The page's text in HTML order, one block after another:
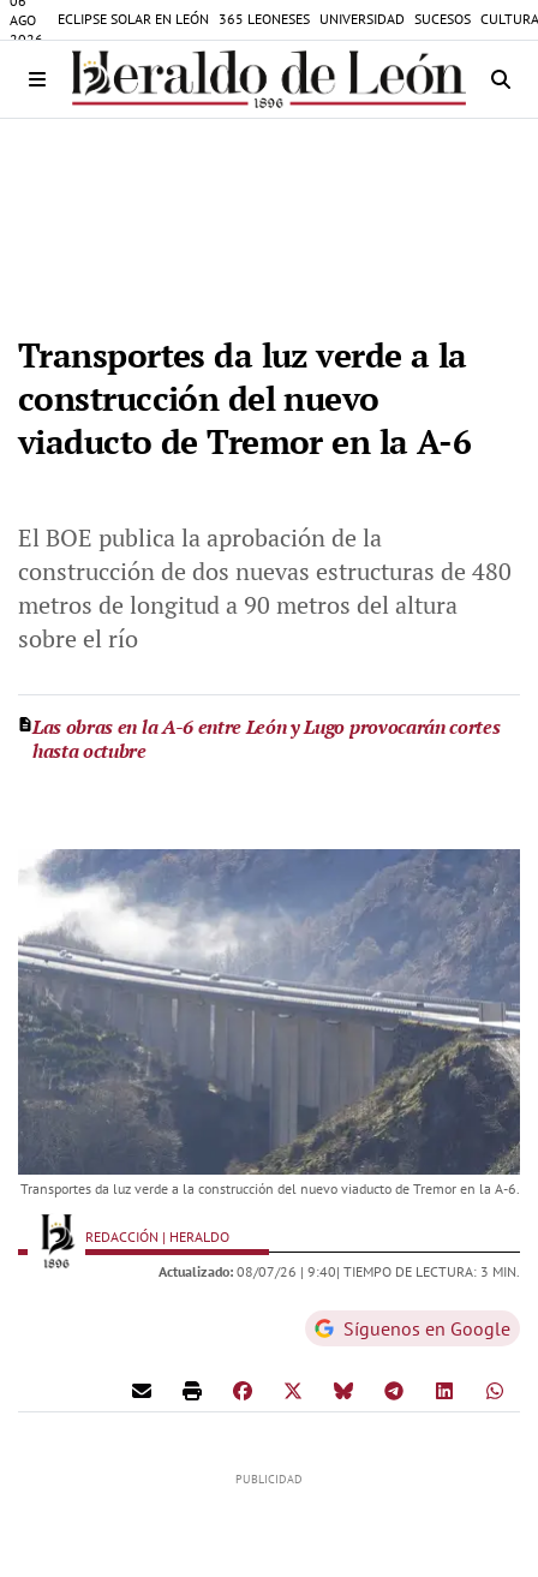
AGO
2026
ECLIPSE SOLAR EN LEÓN 365 LEONESES UNIVERSIDAD SUCESOS
Transportes da luz verde a la
construcción del nuevo
viaducto de Tremor en la A-6
El BOE publica la aprobación de la
construcción de dos nuevas estructuras de 480
metros de longitud a 90 metros del altura
sobre el río
Las obras en la A-6 entre León y Lugo provocarán cortes
hasta octubre
Transportes da luz verde a la construcción del nuevo viaducto de Tremor en la A-6.
REDACCIÓN | HERALDO
Actualizado: 08/07/26 | 9:40| TIEMPO DE LECTURA: 3 MIN.
Síguenos en Google